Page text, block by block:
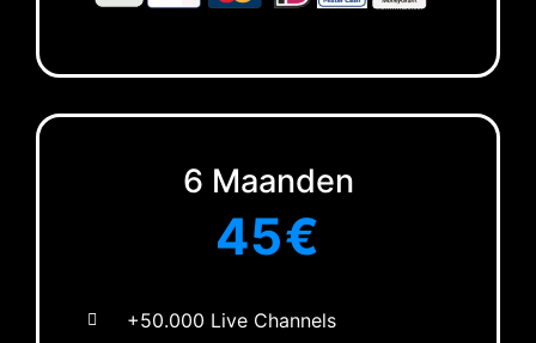
6 Maanden
45€
+50.000 Live Channels